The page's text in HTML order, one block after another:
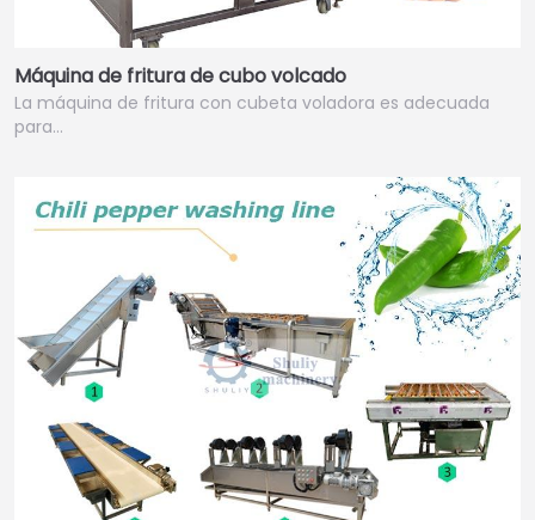
Máquina de fritura de cubo volcado
La máquina de fritura con cubeta voladora es adecuada
para…